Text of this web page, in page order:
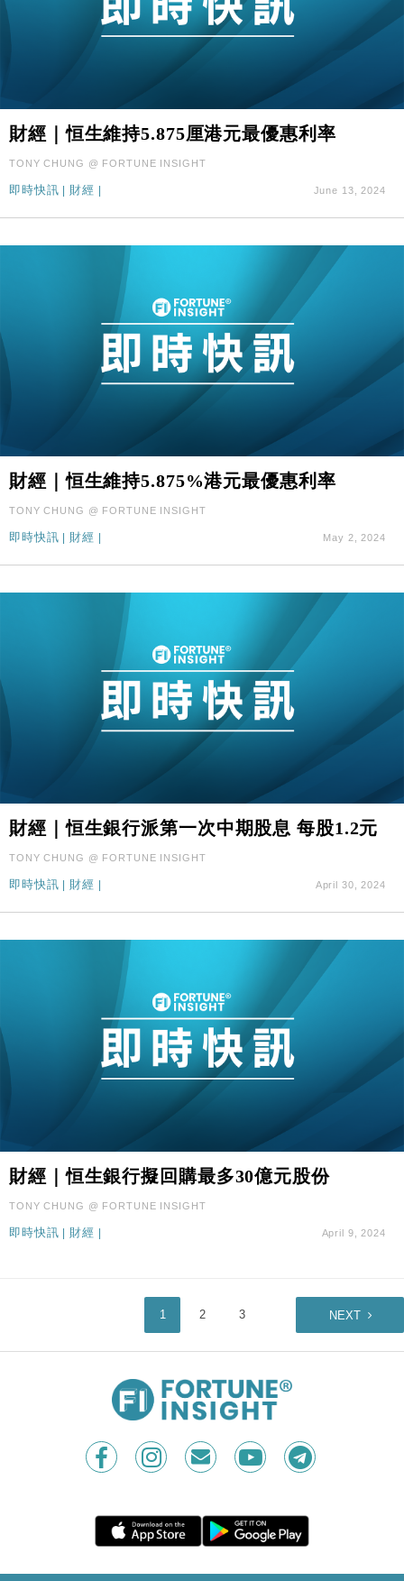
財經｜恒生維持5.875厘港元最優惠利率
TONY CHUNG @ FORTUNE INSIGHT
即時快訊 | 財經 | June 13, 2024
財經｜恒生維持5.875%港元最優惠利率
TONY CHUNG @ FORTUNE INSIGHT
即時快訊 | 財經 | May 2, 2024
財經｜恒生銀行派第一次中期股息 每股1.2元
TONY CHUNG @ FORTUNE INSIGHT
即時快訊 財經 April 30, 2024
財經｜恒生銀行擬回購最多30億元股份
TONY CHUNG @ FORTUNE INSIGHT
即時快訊 | 財經 | April 9, 2024
1 2 3 NEXT